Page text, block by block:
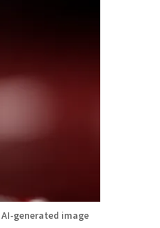
AI-generated image